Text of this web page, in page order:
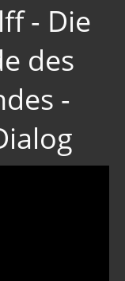
- Die
des
-